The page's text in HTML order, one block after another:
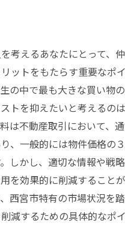
考えるあなたにとって、
ットをもたらす重要なポ
の中で最も大きな買い物
トを抑えたいと考えるの
は不動産取引において、
、一般的には物件価格の
しかし、適切な情報や戦
を効果的に削減すること
西宮市特有の市場状況を
減するための具体的なポ